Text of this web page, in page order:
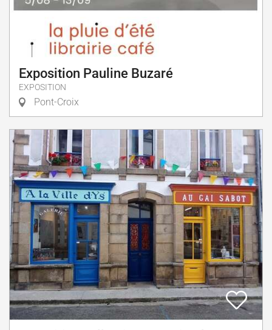
Exposition Pauline Buzaré
EXPOSITION
Pont-Croix